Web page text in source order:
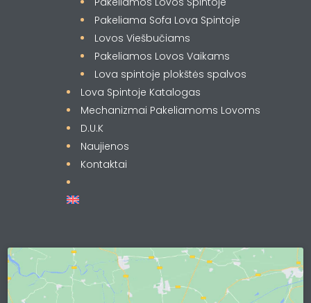
Pakeliama Sofa Lova Spintoje
Lovos Viešbučiams
Pakeliamos Lovos Vaikams
Lova spintoje plokštės spalvos
Lova Spintoje Katalogas
Mechanizmai Pakeliamoms Lovoms
D.U.K
Naujienos
Kontaktai